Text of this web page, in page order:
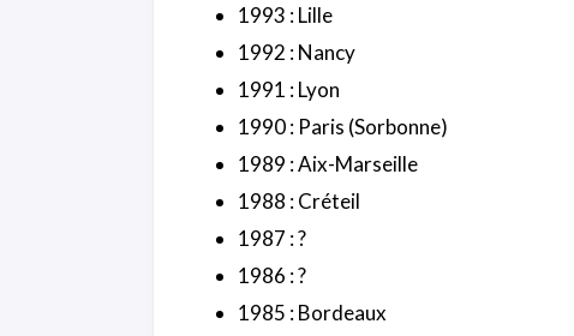
1993 : Lille
1992 : Nancy
1991 : Lyon
1990 : Paris (Sorbonne)
1989 : Aix-Marseille
1988 : Créteil
1987 : ?
1986 : ?
1985 : Bordeaux